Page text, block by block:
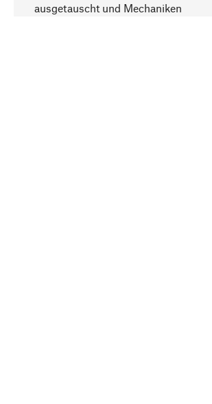
ausgetauscht und Mechaniken